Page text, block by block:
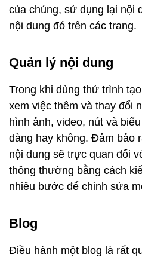
của chúng, sử dụng lại nội
nội dung đó trên các trang.
Quản lý nội dung
Trong khi dùng thử trình
xem việc thêm và thay đổi
hình ảnh, video, nút và
dàng hay không. Đảm bảo
nội dung sẽ trực quan đối
thông thường bằng cách
nhiêu bước để chỉnh sửa
Blog
Điều hành một blog là rất